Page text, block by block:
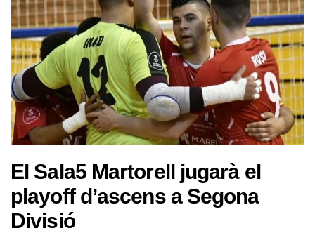
El Sala5 Martorell jugarà el
playoff d’ascens a Segona
Divisió